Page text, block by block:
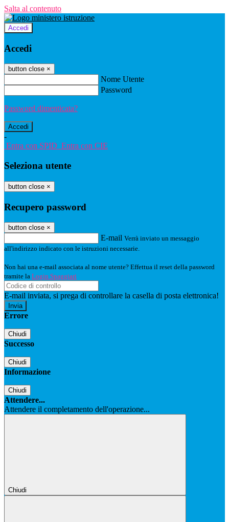
Salta al contenuto
Accedi
Accedi
button close ×
Nome Utente
Password
Password dimenticata?
-
Entra con SPID Entra con CIE
Seleziona utente
button close ×
Recupero password
button close ×
E-mail Verrà inviato un messaggio
all'indirizzo indicato con le istruzioni necessarie.
Non hai una e-mail associata al nome utente? Effettua il reset della password
tramite la Login Spaggiari
E-mail inviata, si prega di controllare la casella di posta elettronica!
Errore
Chiudi
Successo
Chiudi
Informazione
Chiudi
Attendere...
Attendere il completamento dell'operazione...
Chiudi